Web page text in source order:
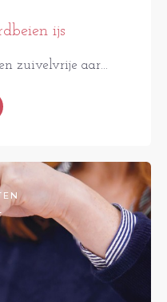
ijs
zuivelvrije aar...